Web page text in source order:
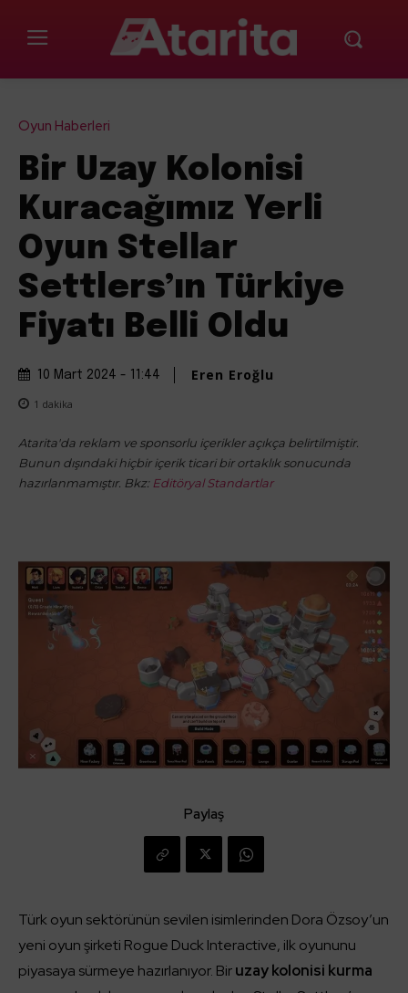
Oyun Haberleri
Bir Uzay Kolonisi
Kuracağımız Yerli
Oyun Stellar
Settlers’ın Türkiye
Fiyatı Belli Oldu
10 Mart 2024 - 11:44 Eren Eroğlu
1 dakika
Atarita'da reklam ve sponsorlu içerikler açıkça belirtilmiştir.
Bunun dışındaki hiçbir içerik ticari bir ortaklık sonucunda
hazırlanmamıştır. Bkz: Editöryal Standartlar
Paylaş
Türk oyun sektörünün sevilen isimlerinden Dora Özsoy’un
yeni oyun şirketi Rogue Duck Interactive, ilk oyununu
piyasaya sürmeye hazırlanıyor. Biruzay kolonisi kurma